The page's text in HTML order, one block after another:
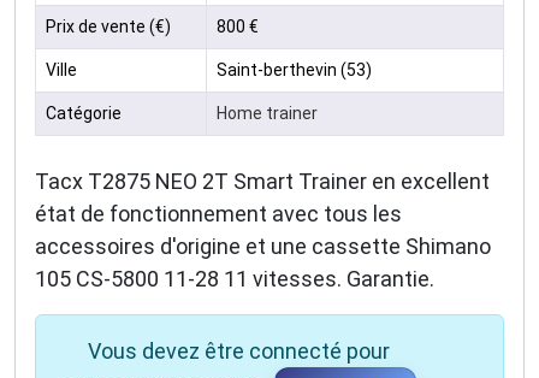
Prix de vente (€) 800 €
Ville Saint-berthevin (53)
Catégorie Home trainer
Tacx T2875 NEO 2T Smart Trainer en excellent
état de fonctionnement avec tous les
accessoires d'origine et une cassette Shimano
105 CS-5800 11-28 11 vitesses. Garantie.
Vous devez être connecté pour